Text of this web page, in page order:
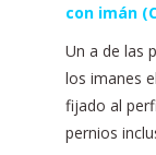
con imán
Un a de las
los imanes
fijado al
pernios